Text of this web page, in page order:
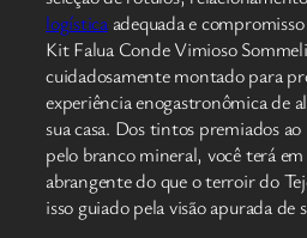
logísticaadequada e
Kit Falua Conde Vimioso
cuidadosamente montado para
experiência enogastronômica de
sua casa. Dos tintos premiados
pelo branco mineral, você terá
abrangente do que o terroir do
isso guiado pela visão apurada de